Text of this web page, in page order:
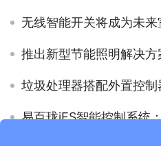
无线智能开关将成为未
推出新型节能照明解决方
垃圾处理器搭配外置控制器和
易百珑iES智能控制系统：